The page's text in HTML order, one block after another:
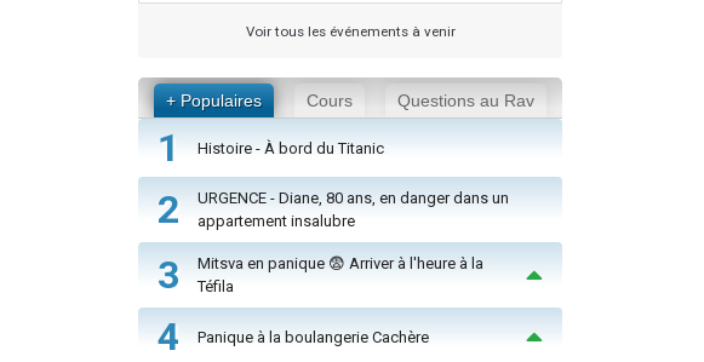
Voir tous les événements à venir
+ Populaires Cours Questions au Rav
1 Histoire - À bord du Titanic
2
URGENCE - Diane, 80 ans, en danger dans un
appartement insalubre
3
Mitsva en panique 😨 Arriver à l'heure à la
Téfila
4 Panique à la boulangerie Cachère